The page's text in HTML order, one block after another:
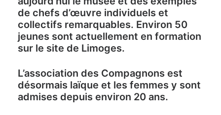
de chefs d’œuvre individuels et
collectifs remarquables. Environ 50
jeunes sont actuellement en formation
sur le site de Limoges.
L’association des Compagnons est
désormais laïque et les femmes y sont
admises depuis environ 20 ans.